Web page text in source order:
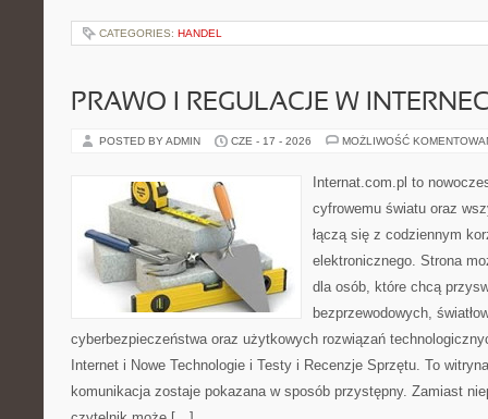
CATEGORIES: HANDEL
PRAWO I REGULACJE W
POSTED BY ADMIN CZE - 17 - 2026 MOŻLIWOŚĆ
Internat.com.pl to
cyfrowemu światu oraz
łączą się z codziennym
elektronicznego. Strona
dla osób, które chcą
bezprzewodowych,
cyberbezpieczeństwa oraz użytkowych rozwiązań
Internet i Nowe Technologie i Testy i Recenzje Sprzętu. To
komunikacja zostaje pokazana w sposób przystępny. Zamiast